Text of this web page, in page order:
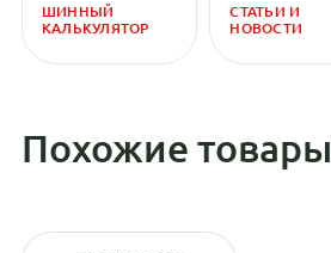
ШИННЫЙ
КАЛЬКУЛЯТОР
СТАТЬИ И
НОВОСТИ
Похожие товары